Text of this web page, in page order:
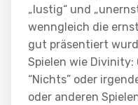
„lustig“ und
wenngleich die
gut präsentiert
Spielen wie Divinity:
“Nichts” oder
oder anderen